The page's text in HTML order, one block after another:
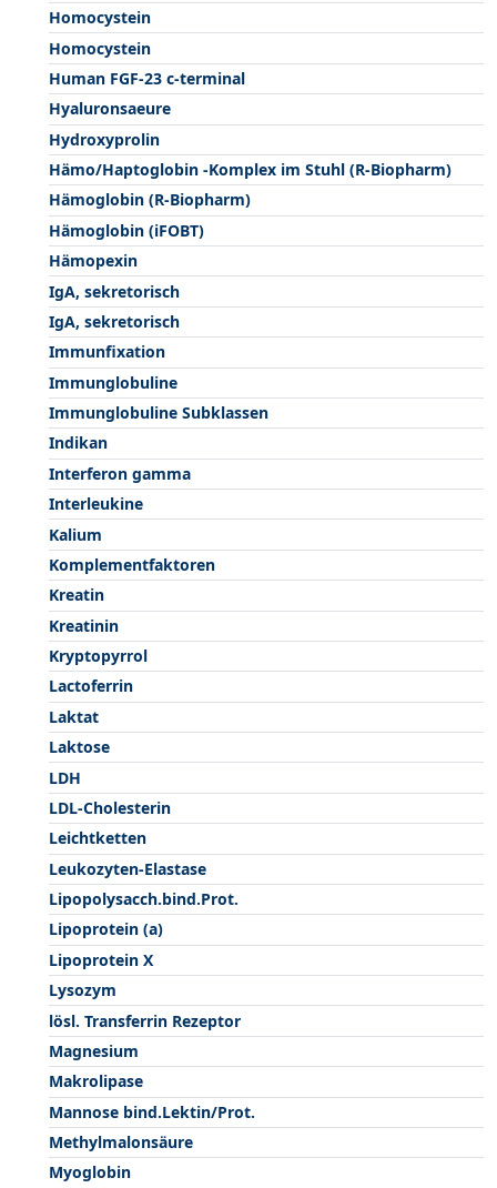
Homocystein
Homocystein
Human FGF-23 c-terminal
Hyaluronsaeure
Hydroxyprolin
Hämo/Haptoglobin -Komplex im Stuhl (R-Biopharm)
Hämoglobin (R-Biopharm)
Hämoglobin (iFOBT)
Hämopexin
IgA, sekretorisch
IgA, sekretorisch
Immunfixation
Immunglobuline
Immunglobuline Subklassen
Indikan
Interferon gamma
Interleukine
Kalium
Komplementfaktoren
Kreatin
Kreatinin
Kryptopyrrol
Lactoferrin
Laktat
Laktose
LDH
LDL-Cholesterin
Leichtketten
Leukozyten-Elastase
Lipopolysacch.bind.Prot.
Lipoprotein (a)
Lipoprotein X
Lysozym
lösl. Transferrin Rezeptor
Magnesium
Makrolipase
Mannose bind.Lektin/Prot.
Methylmalonsäure
Myoglobin